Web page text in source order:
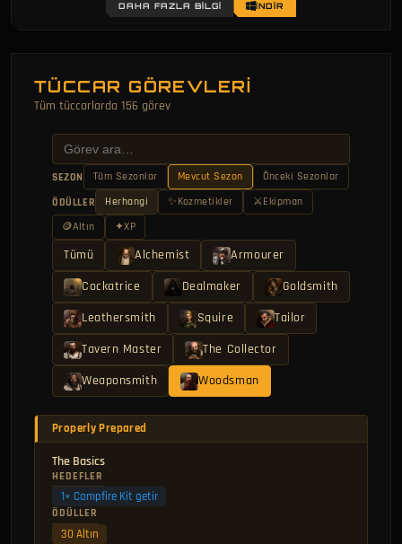
DAHA FAZLA BILGI İNDIR
TÜCCAR GÖREVLERI
Tüm tüccarlarda 156 görev
SEZON Tüm Sezonlar Mevcut Sezon
Önceki Sezonlar
ÖDÜLLER
Herhangi ✨ Kozmetikler ⚔ Ekipman
🪙Altın ✦XP
Tümü Alchemist
Armourer
Cockatrice
Dealmaker
Goldsmith
Leathersmith
Squire
Tailor
Tavern Master
The Collector
Weaponsmith
Woodsman
Properly Prepared
The Basics
HEDEFLER
1× Campfire Kit getir
ÖDÜLLER
30 Altın